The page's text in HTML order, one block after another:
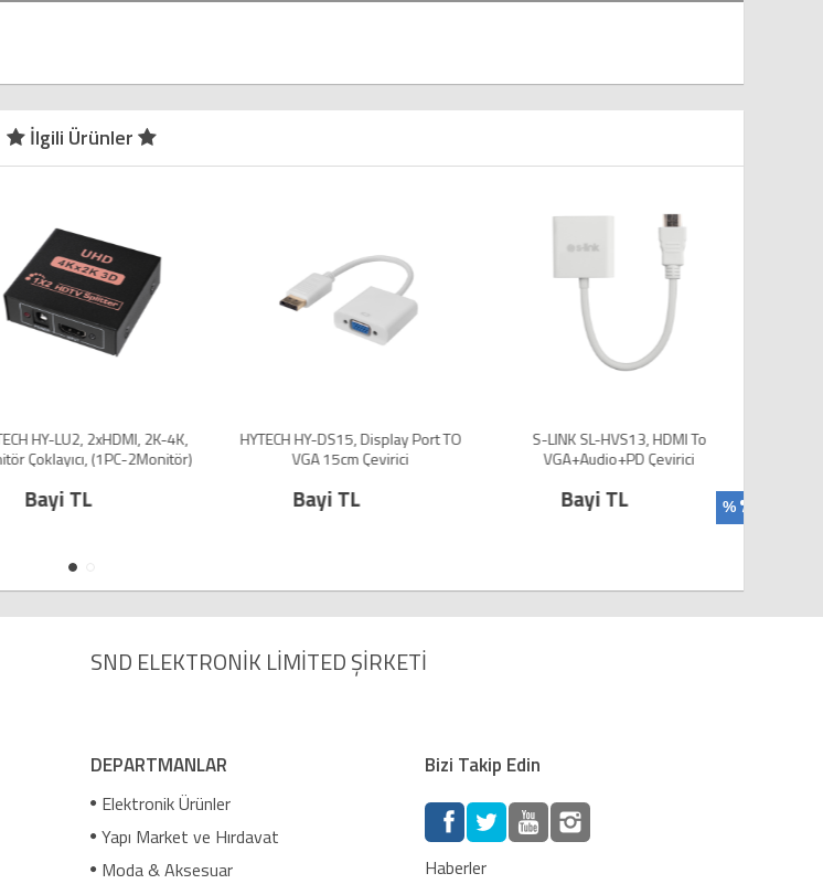
İlgili Ürünler
HY-LU2, 2xHDMI, 2K-4K,
Çoklayıcı, (1PC-2Monitör)
Bayi TL
HYTECH HY-DS15, Display Port TO
VGA 15cm Çevirici
Bayi TL
S-LINK SL-HVS13, HDMI To
VGA+Audio+PD Çevirici
Bayi TL % %87
SND ELEKTRONİK LİMİTED ŞİRKETİ
DEPARTMANLAR
Elektronik Ürünler
Yapı Market ve Hırdavat
Moda & Aksesuar
Bizi Takip Edin
Haberler